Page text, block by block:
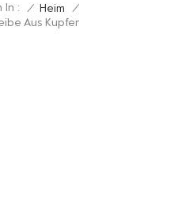
In : / Heim
/
Aus Kupfer